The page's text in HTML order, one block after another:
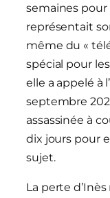
semaines pour
représentait
même du «
spécial pour
elle a appelé à
septembre
assassinée à
dix jours pour
sujet.
La perte d’Inès